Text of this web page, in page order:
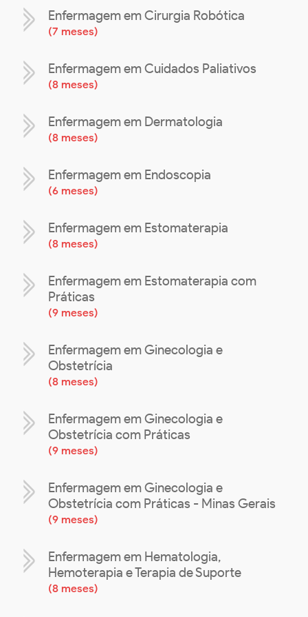
Enfermagem em Cirurgia Robótica
(7 meses)
Enfermagem em Cuidados Paliativos
(8 meses)
Enfermagem em Dermatologia
(8 meses)
Enfermagem em Endoscopia
(6 meses)
Enfermagem em Estomaterapia
(8 meses)
Enfermagem em Estomaterapia com
Práticas
(9 meses)
Enfermagem em Ginecologia e
Obstetrícia
(8 meses)
Enfermagem em Ginecologia e
Obstetrícia com Práticas
(9 meses)
Enfermagem em Ginecologia e
Obstetrícia com Práticas - Minas Gerais
(9 meses)
Enfermagem em Hematologia,
Hemoterapia e Terapia de Suporte
(8 meses)